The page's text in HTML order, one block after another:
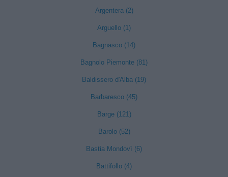
Argentera (2)
Arguello (1)
Bagnasco (14)
Bagnolo Piemonte (81)
Baldissero d'Alba (19)
Barbaresco (45)
Barge (121)
Barolo (52)
Bastia Mondovì (6)
Battifollo (4)